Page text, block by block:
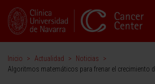
Inicio > Actualidad > Noticias
>
Algoritmos matemáticos para frenar el crecimiento